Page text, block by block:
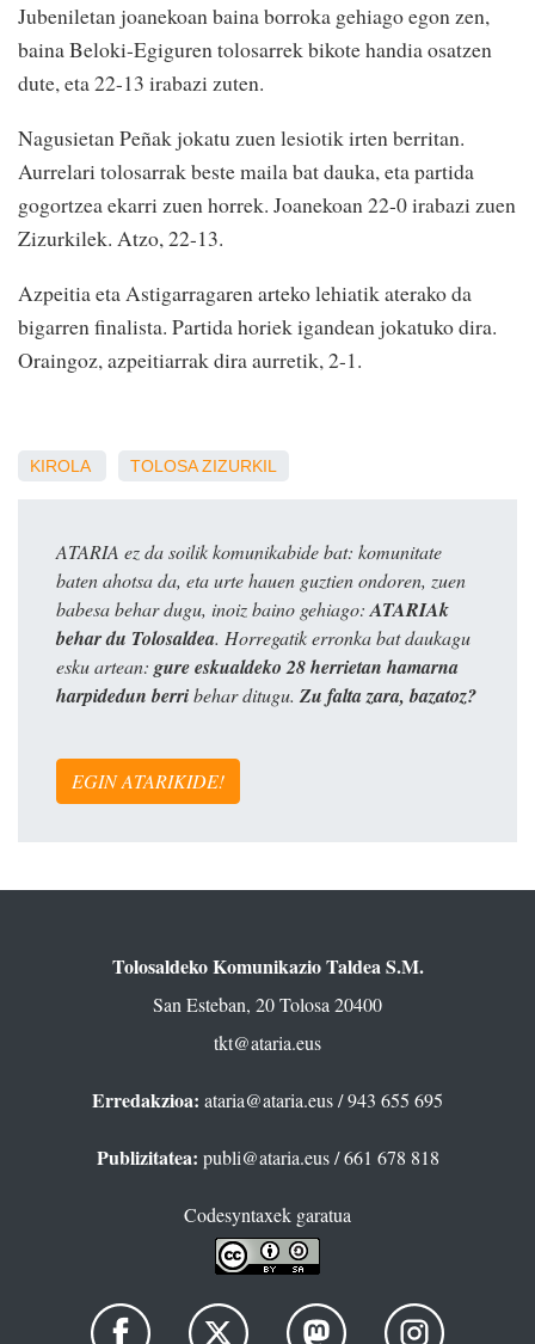
Jubeniletan joanekoan baina borroka gehiago egon zen,
baina Beloki-Egiguren tolosarrek bikote handia osatzen
dute, eta 22-13 irabazi zuten.
Nagusietan Peñak jokatu zuen lesiotik irten berritan.
Aurrelari tolosarrak beste maila bat dauka, eta partida
gogortzea ekarri zuen horrek. Joanekoan 22-0 irabazi zuen
Zizurkilek. Atzo, 22-13.
Azpeitia eta Astigarragaren arteko lehiatik aterako da
bigarren finalista. Partida horiek igandean jokatuko dira.
Oraingoz, azpeitiarrak dira aurretik, 2-1.
KIROLA TOLOSA ZIZURKIL
ATARIA ez da soilik komunikabide bat: komunitate
baten ahotsa da, eta urte hauen guztien ondoren, zuen
babesa behar dugu, inoiz baino gehiago: ATARIAk
behar du Tolosaldea. Horregatik erronka bat daukagu
esku artean: gure eskualdeko 28 herrietan hamarna
harpidedun berribehar ditugu. Zu falta zara, bazatoz?
EGIN ATARIKIDE!
Tolosaldeko Komunikazio Taldea S.M.
San Esteban, 20 Tolosa 20400
tkt@ataria.eus
Erredakzioa: ataria@ataria.eus/ 943 655 695
Publizitatea: publi@ataria.eus/ 661 678 818
Codesyntaxek garatua